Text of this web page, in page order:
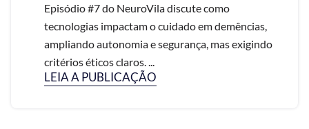
Episódio #7 do NeuroVila discute como
tecnologias impactam o cuidado em demências,
ampliando autonomia e segurança, mas exigindo
critérios éticos claros. ...
LEIA A PUBLICAÇÃO